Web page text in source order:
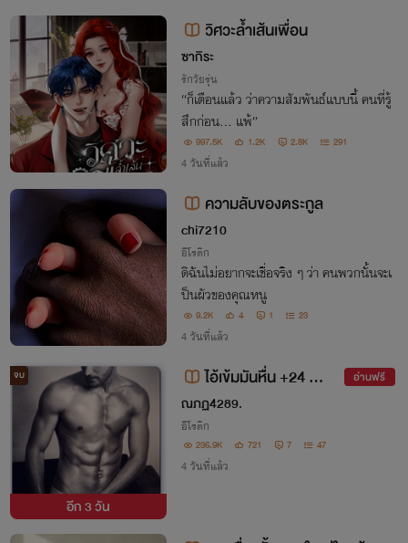
วิศวะล้ำเส้นเพื่อน
ซากิระ
รักวัยรุ่น
“ก็เตือนแล้ว ว่าความสัมพันธ์แบบนี้ คนที่รู้
สึกก่อน… แพ้”
997.5K 1.2K 2.8K 291
4 วันที่แล้ว
ความลับของตระกูล
chi7210
อีโรติก
ดิฉันไม่อยากจะเชื่อจริง ๆ ว่า คนพวกนั้นจะเ
ป็นผัวของคุณหนู
9.2K 4 1 23
4 วันที่แล้ว
จบ
อีก3 วัน
ไอ้เข้มมันหื่น +24 🔞
NC💦
อ่านฟรี
ณภฏ4289.
อีโรติก
236.9K 721 7 47
4 วันที่แล้ว